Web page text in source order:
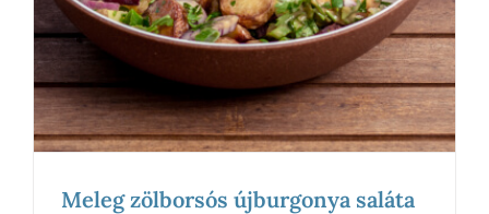
Meleg zölborsós újburgonya saláta